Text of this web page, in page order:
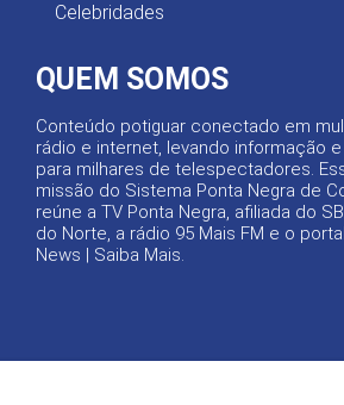
Celebridades
QUEM SOMOS
Conteúdo potiguar conectado em
rádio e internet, levando informação
para milhares de telespectadores.
missão do Sistema Ponta Negra de
reúne a TV Ponta Negra, afiliada do
do Norte, a rádio 95 Mais FM e o
News | Saiba Mais.